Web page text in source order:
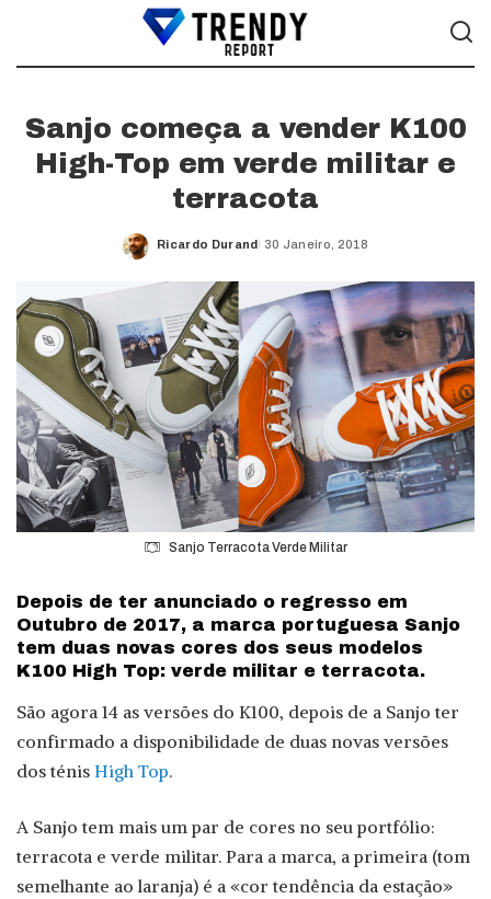
Sanjo começa a vender K100
High-Top em verde militar e
terracota
Posted
Ricardo Durand 30 Janeiro, 2018
Sanjo Terracota Verde Militar
Depois de ter anunciado o regresso em
Outubro de 2017, a marca portuguesa Sanjo
tem duas novas cores dos seus modelos
K100 High Top: verde militar e terracota.
São agora 14 as versões do K100, depois de a Sanjo ter
confirmado a disponibilidade de duas novas versões
dos ténis High Top.
A Sanjo tem mais um par de cores no seu portfólio:
terracota e verde militar. Para a marca, a primeira (tom
semelhante ao laranja) é a «cor tendência da estação»